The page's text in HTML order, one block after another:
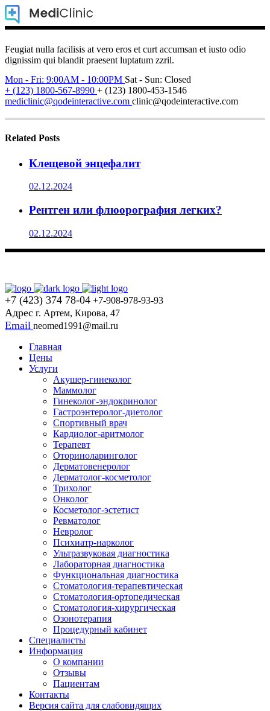
Feugiat nulla facilisis at vero eros et curt accumsan et iusto odio
dignissim qui blandit praesent luptatum zzril.
Mon - Fri: 9:00AM - 10:00PM Sat - Sun: Closed
+ (123) 1800-567-8990 + (123) 1800-453-1546
mediclinic@qodeinteractive.com clinic@qodeinteractive.com
Related Posts
Клещевой энцефалит
02.12.2024
Рентген или флюорография легких?
02.12.2024
+7 (423) 374 78-04 +7-908-978-93-93
Адрес г. Артем, Кирова, 47
Email neomed1991@mail.ru
Главная
Цены
Услуги
Акушер-гинеколог
Маммолог
Гинеколог-эндокринолог
Гастроэнтеролог-диетолог
Спортивный врач
Кардиолог-аритмолог
Терапевт
Оториноларинголог
Дерматовенеролог
Дерматолог-косметолог
Трихолог
Онколог
Косметолог-эстетист
Ревматолог
Невролог
Психиатр-нарколог
Ультразвуковая диагностика
Лабораторная диагностика
Функциональная диагностика
Стоматология-терапевтическая
Стоматология-ортопедическая
Стоматология-хирургическая
Озонотерапия
Процедурный кабинет
Специалисты
Информация
О компании
Отзывы
Пациентам
Контакты
Версия сайта для слабовидящих